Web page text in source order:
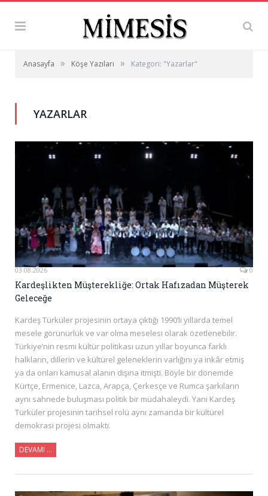
Anasayfa » Köşe Yazıları » Kategori: "Yazarlar"
YAZARLAR
03.08.2026 0
Kardeşlikten Müşterekliğe: Ortak Hafızadan Müşterek
Geleceğe
Kardeş Türküler projesinin ortaya çıktığı 1990’lı yıllarda temel
mesele görünürlük ve var olma meselesi olarak özetlenebilir.
Türkiye’nin resmi kültür politikası uzun yıllar boyunca farklı
halkların, dillerin ve kültürel geleneklerin varlığını ya inkâr etmiş
ya da onları kamusal alanın dışına itmişti. Böyle bir dönemde
Kürtçe, Ermenice, Lazca, Arapça, Çerkesçe ve Rumca şarkıların
aynı sahnede buluşması politik bir müdahaleydi. Yani Kardeş
Türküler projesinin tarihsel rolü aynı zamanda bir kültürel
demokrasi projesi olmaktı.
DEVAMI ...